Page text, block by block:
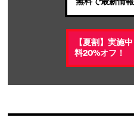
【夏割】実施
料20%オフ！